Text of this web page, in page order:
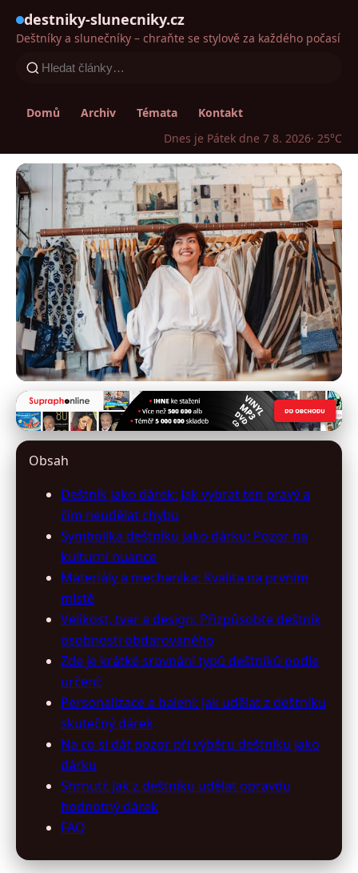
destniky-slunecniky.cz
Deštníky a slunečníky – chraňte se stylově za každého počasí
Domů Archiv Témata
Kontakt
Dnes je Pátek dne 7 8. 2026· 25°C
destniky-slunecniky.cz
Deštník jako Dárek: Tipy pro
23. 3. 2026 · 10 min čtení · Autor: Marek Liška
Obsah
Deštník jako dárek: Jak vybrat ten pravý a
čím neudělat chybu
Symbolika deštníku jako dárku: Pozor na
kulturní nuance
Materiály a mechanika: Kvalita na prvním
místě
Velikost, tvar a design: Přizpůsobte deštník
osobnosti obdarovaného
Zde je krátké srovnání typů deštníků podle
určení:
Personalizace a balení: Jak udělat z deštníku
skutečný dárek
Na co si dát pozor při výběru deštníku jako
dárku
Shrnutí: Jak z deštníku udělat opravdu
hodnotný dárek
FAQ